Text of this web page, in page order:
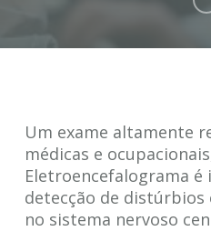
Um exame altamente
médicas e
Eletroencefalograma é
detecção de distúrbios
no sistema nervoso